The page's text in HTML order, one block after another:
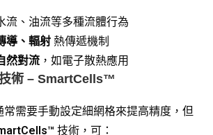
流、油流等多種流體行為
導、輻射 熱傳遞機制
然對流 ，如電子散熱應用
術 – SmartCells™
常需要手動設定細網格來提高精度，但
技術，可：